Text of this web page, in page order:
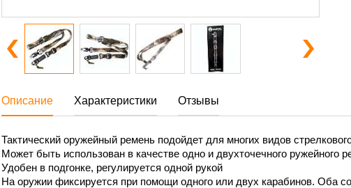
Описание Характеристики Отзывы
Тактический оружейный ремень подойдет для многих видов
Может быть использован в качестве одно и двухточечного ружейного
Удобен в подгонке, регулируется одной рукой
На оружии фиксируется при помощи одного или двух карабинов. Оба